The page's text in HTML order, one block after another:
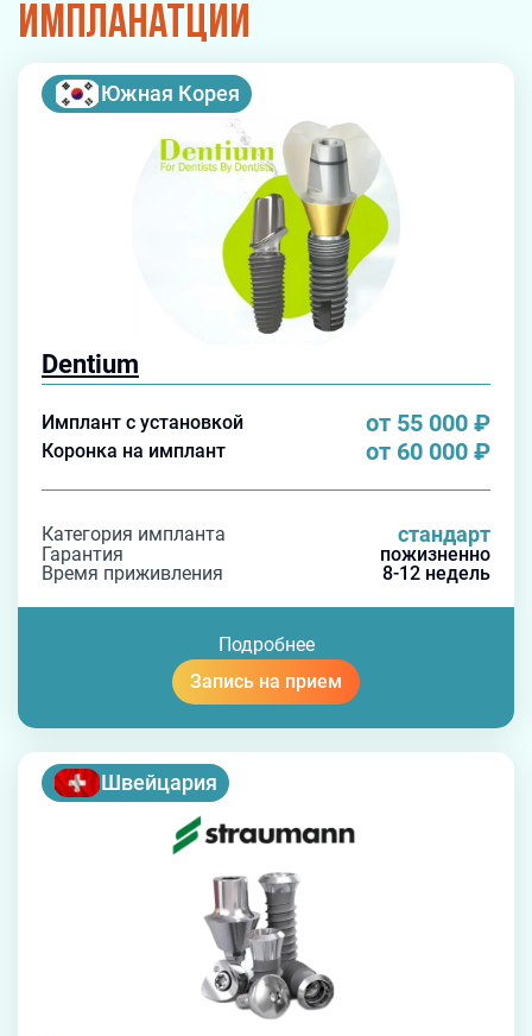
импланатции
Южная Корея
Dentium
Имплант с установкой от 55 000 ₽
Коронка на имплант от 60 000 ₽
Категория импланта стандарт
Гарантия
пожизненно
Время приживления
8-12 недель
Подробнее
Запись на прием
Швейцария